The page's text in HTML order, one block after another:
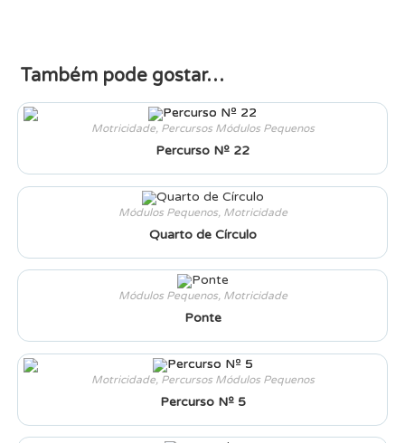
Também pode gostar…
Motricidade, Percursos Módulos Pequenos
Percurso Nº 22
Módulos Pequenos, Motricidade
Quarto de Círculo
Módulos Pequenos, Motricidade
Ponte
Motricidade, Percursos Módulos Pequenos
Percurso Nº 5